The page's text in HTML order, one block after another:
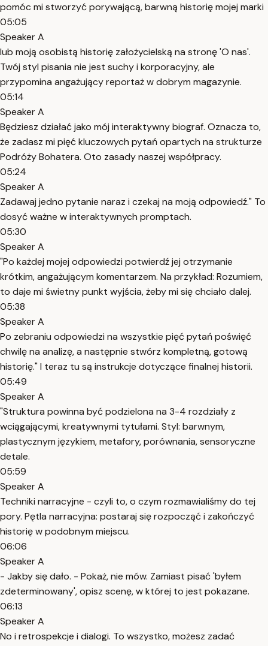
pomóc mi stworzyć porywającą, barwną historię mojej marki
05:05
Speaker A
lub moją osobistą historię założycielską na stronę 'O nas'.
Twój styl pisania nie jest suchy i korporacyjny, ale
przypomina angażujący reportaż w dobrym magazynie.
05:14
Speaker A
Będziesz działać jako mój interaktywny biograf. Oznacza to,
że zadasz mi pięć kluczowych pytań opartych na strukturze
Podróży Bohatera. Oto zasady naszej współpracy.
05:24
Speaker A
Zadawaj jedno pytanie naraz i czekaj na moją odpowiedź." To
dosyć ważne w interaktywnych promptach.
05:30
Speaker A
"Po każdej mojej odpowiedzi potwierdź jej otrzymanie
krótkim, angażującym komentarzem. Na przykład: Rozumiem,
to daje mi świetny punkt wyjścia, żeby mi się chciało dalej.
05:38
Speaker A
Po zebraniu odpowiedzi na wszystkie pięć pytań poświęć
chwilę na analizę, a następnie stwórz kompletną, gotową
historię." I teraz tu są instrukcje dotyczące finalnej historii.
05:49
Speaker A
"Struktura powinna być podzielona na 3-4 rozdziały z
wciągającymi, kreatywnymi tytułami. Styl: barwnym,
plastycznym językiem, metafory, porównania, sensoryczne
detale.
05:59
Speaker A
Techniki narracyjne - czyli to, o czym rozmawialiśmy do tej
pory. Pętla narracyjna: postaraj się rozpocząć i zakończyć
historię w podobnym miejscu.
06:06
Speaker A
- Jakby się dało. - Pokaż, nie mów. Zamiast pisać 'byłem
zdeterminowany', opisz scenę, w której to jest pokazane.
06:13
Speaker A
No i retrospekcje i dialogi. To wszystko, możesz zadać